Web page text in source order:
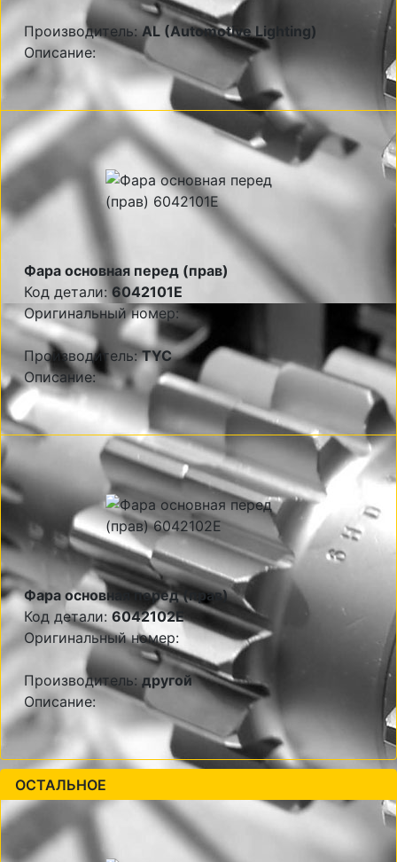
Производитель:AL (Automotive Lighting)
Описание:
Фара основная перед (прав)
Код детали: 6042101E
Оригинальный номер:
Производитель:TYC
Описание:
Фара основная перед (прав)
Код детали: 6042102E
Оригинальный номер:
Производитель:другой
Описание:
ОСТАЛЬНОЕ